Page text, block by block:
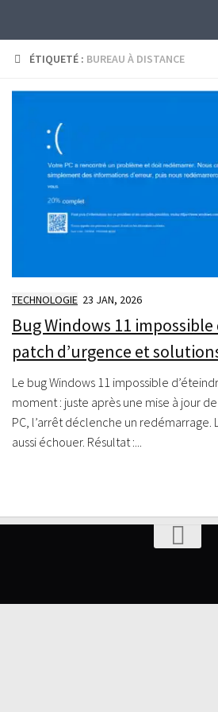
ÉTIQUETÉ : BUREAU À DISTANCE
TECHNOLOGIE 23 JAN, 2026
Bug Windows 11 impossible
patch d’urgence et
Le bug Windows 11 impossible
moment : juste après une mise à jour
PC, l’arrêt déclenche un
aussi échouer. Résultat :...